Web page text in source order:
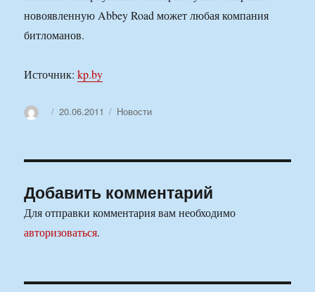
новоявленную Abbey Road может любая компания
битломанов.
Источник:kp.by
АвторОпубликовано
20.06.2011 Рубрики
Новости
Добавить комментарий
Для отправки комментария вам необходимо
авторизоваться.